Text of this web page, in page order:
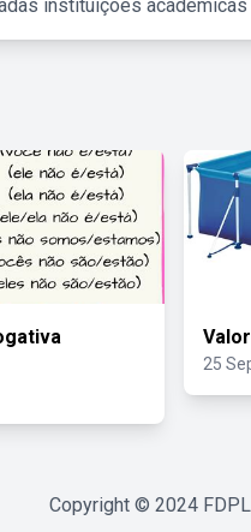
instituições acadêmicas
25
Copyright © 2024